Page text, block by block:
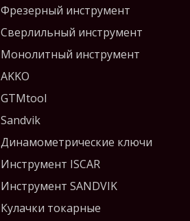
Фрезерный инструмент
Сверлильный инструмент
Монолитный инструмент
AKKO
GTMtool
Sandvik
Динамометрические ключи
Инструмент ISCAR
Инструмент SANDVIK
Кулачки токарные